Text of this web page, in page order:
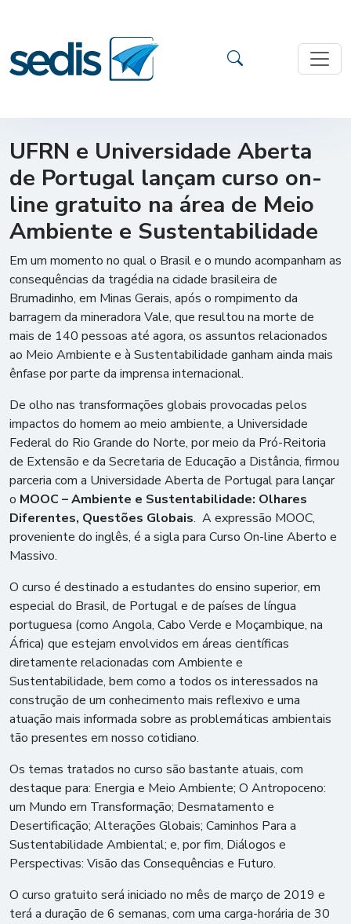
UFRN e Universidade Aberta
de Portugal lançam curso on-
line gratuito na área de Meio
Ambiente e Sustentabilidade
Em um momento no qual o Brasil e o mundo acompanham as
consequências da tragédia na cidade brasileira de
Brumadinho, em Minas Gerais, após o rompimento da
barragem da mineradora Vale, que resultou na morte de
mais de 140 pessoas até agora, os assuntos relacionados
ao Meio Ambiente e à Sustentabilidade ganham ainda mais
ênfase por parte da imprensa internacional.
De olho nas transformações globais provocadas pelos
impactos do homem ao meio ambiente, a Universidade
Federal do Rio Grande do Norte, por meio da Pró-Reitoria
de Extensão e da Secretaria de Educação a Distância, firmou
parceria com a Universidade Aberta de Portugal para lançar
o MOOC – Ambiente e Sustentabilidade: Olhares
Diferentes, Questões Globais. A expressão MOOC,
proveniente do inglês, é a sigla para Curso On-line Aberto e
Massivo.
O curso é destinado a estudantes do ensino superior, em
especial do Brasil, de Portugal e de países de língua
portuguesa (como Angola, Cabo Verde e Moçambique, na
África) que estejam envolvidos em áreas científicas
diretamente relacionadas com Ambiente e
Sustentabilidade, bem como a todos os interessados na
construção de um conhecimento mais reflexivo e uma
atuação mais informada sobre as problemáticas ambientais
tão presentes em nosso cotidiano.
Os temas tratados no curso são bastante atuais, com
destaque para: Energia e Meio Ambiente; O Antropoceno:
um Mundo em Transformação; Desmatamento e
Desertificação; Alterações Globais; Caminhos Para a
Sustentabilidade Ambiental; e, por fim, Diálogos e
Perspectivas: Visão das Consequências e Futuro.
O curso gratuito será iniciado no mês de março de 2019 e
terá a duração de 6 semanas, com uma carga-horária de 30